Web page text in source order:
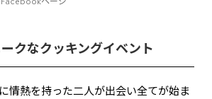
クなクッキングイベント
情熱を持った二人が出会い全てが始ま